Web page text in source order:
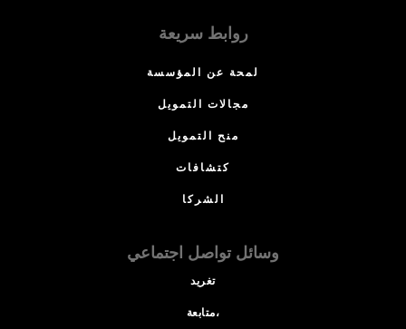
روابط سريعة
لمحة عن المؤسسة
مجالات التمويل
منح التمويل
كتشافات
الشركا
وسائل تواصل اجتماعي
تغريد
متابعة،